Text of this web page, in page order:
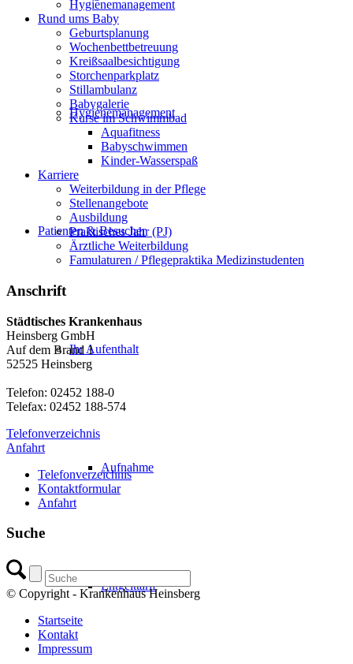
Hygienemanagement
Patienten & Besucher
Ihr Aufenthalt
Aufnahme
Entgelttarif
Hygienemanagement
Rund ums Baby
Geburtsplanung
Wochenbettbetreuung
Kreißsaalbesichtigung
Storchenparkplatz
Stillambulanz
Babygalerie
Kurse im Schwimmbad
Aquafitness
Babyschwimmen
Kinder-Wasserspaß
Karriere
Weiterbildung in der Pflege
Stellenangebote
Ausbildung
Praktisches Jahr (PJ)
Ärztliche Weiterbildung
Famulaturen / Pflegepraktika Medizinstudenten
Anschrift
Städtisches Krankenhaus
Heinsberg GmbH
Auf dem Brand 1
52525 Heinsberg
Telefon: 02452 188-0
Telefax: 02452 188-574
Telefonverzeichnis
Anfahrt
Telefonverzeichnis
Kontaktformular
Anfahrt
Suche
© Copyright - Krankenhaus Heinsberg
Startseite
Kontakt
Impressum